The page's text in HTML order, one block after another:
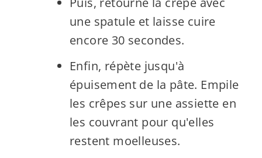
une spatule et laisse cuire
encore 30 secondes.
Enfin, répète jusqu'à
épuisement de la pâte. Empile
les crêpes sur une assiette en
les couvrant pour qu'elles
restent moelleuses.